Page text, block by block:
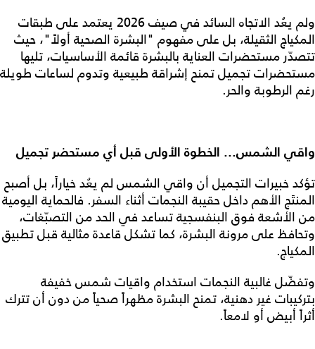
ولم يعُد الاتجاه السائد في صيف 2026 يعتمد على طبقات
المكياج الثقيلة، بل على مفهوم "البشرة الصحية أولاً"، حيث
تتصدّر مستحضرات العناية بالبشرة قائمة الأساسيات، تليها
مستحضرات تجميل تمنح إشراقة طبيعية وتدوم لساعات طويلة
رغم الرطوبة والحر.
واقي الشمس... الخطوة الأولى قبل أي مستحضر تجميل
تؤكد خبيرات التجميل أن واقي الشمس لم يعُد خياراً، بل أصبح
المنتَج الأهم داخل حقيبة النجمات أثناء السفر. فالحماية اليومية
من الأشعة فوق البنفسجية تساعد في الحد من التصبّغات،
وتحافظ على مرونة البشرة، كما تشكل قاعدة مثالية قبل تطبيق
المكياج.
وتفضّل غالبية النجمات استخدام واقيات شمس خفيفة
بتركيبات غير دهنية، تمنح البشرة مظهراً صحياً من دون أن تترك
أثراً أبيض أو لامعاً.